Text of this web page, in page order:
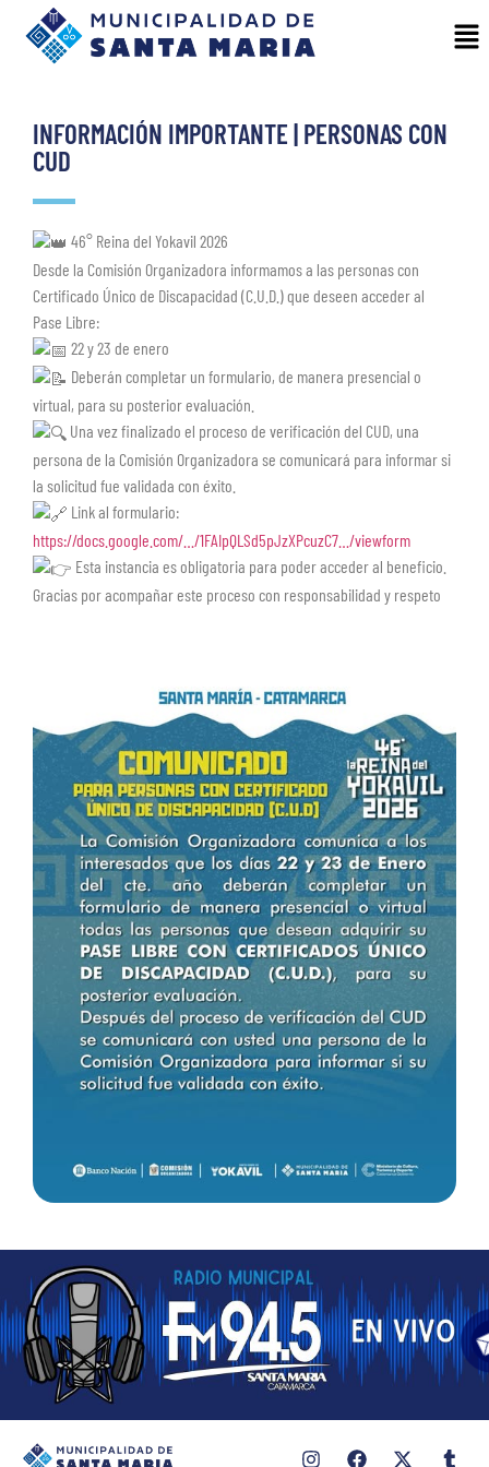
INFORMACIÓN IMPORTANTE | PERSONAS CON
CUD
46° Reina del Yokavil 2026
Desde la Comisión Organizadora informamos a las personas con
Certificado Único de Discapacidad (C.U.D.) que deseen acceder al
Pase Libre:
22 y 23 de enero
Deberán completar un formulario, de manera presencial o
virtual, para su posterior evaluación.
Una vez finalizado el proceso de verificación del CUD, una
persona de la Comisión Organizadora se comunicará para informar si
la solicitud fue validada con éxito.
Link al formulario:
https://docs.google.com/…/1FAIpQLSd5pJzXPcuzC7…/viewform
Esta instancia es obligatoria para poder acceder al beneficio.
Gracias por acompañar este proceso con responsabilidad y respeto